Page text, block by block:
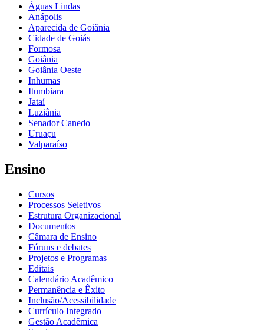
Águas Lindas
Anápolis
Aparecida de Goiânia
Cidade de Goiás
Formosa
Goiânia
Goiânia Oeste
Inhumas
Itumbiara
Jataí
Luziânia
Senador Canedo
Uruaçu
Valparaíso
Ensino
Cursos
Processos Seletivos
Estrutura Organizacional
Documentos
Câmara de Ensino
Fóruns e debates
Projetos e Programas
Editais
Calendário Acadêmico
Permanência e Êxito
Inclusão/Acessibilidade
Currículo Integrado
Gestão Acadêmica